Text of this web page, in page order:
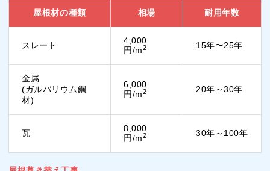
屋根材の種類 相場 耐用年数
スレート
4,000
円/m2 15年〜25年
金属
(ガルバリウム鋼
材)
6,000
円/m2 20年～30年
瓦
8,000
円/m2 30年～100年